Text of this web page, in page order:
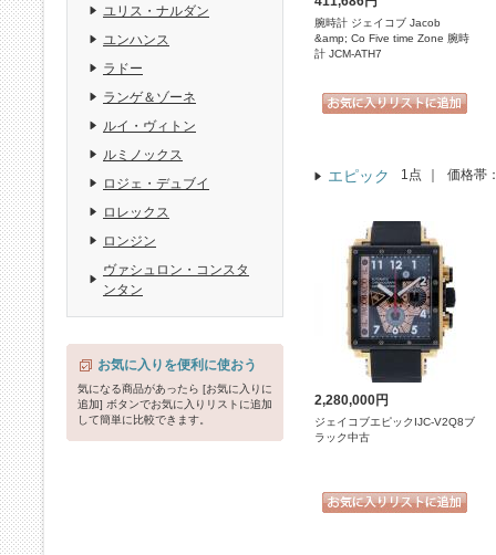
腕時計 ジェイコブ Jacob
&amp; Co Five time Zone 腕時
計 JCM-ATH7
エピック 1点 ｜ 価格帯
2,280,000円
ジェイコブエピックIJC-V2Q8ブ
ラック中古
ユリス・ナルダン
ユンハンス
ラドー
ランゲ＆ゾーネ
ルイ・ヴィトン
ルミノックス
ロジェ・デュブイ
ロレックス
ロンジン
ヴァシュロン・コンスタ
ンタン
お気に入りを便利に使おう
気になる商品があったら [お気に入りに
追加] ボタンでお気に入りリストに追加
して簡単に比較できます。